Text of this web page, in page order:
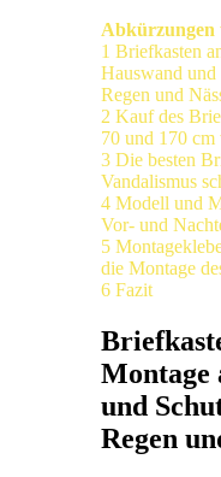
Abkürzungen
1 Briefkasten
Hauswand
Regen und
2 Kauf des
70 und 170 cm
3 Die besten
Vandalismus
4 Modell und
Vor- und
5
die Montage
6 Fazit
Montage
und
Regen